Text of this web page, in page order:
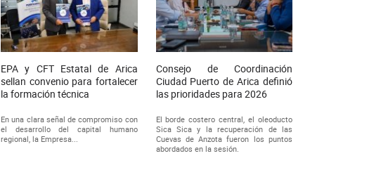
EPA y CFT Estatal de Arica
sellan convenio para fortalecer
la formación técnica
En una clara señal de compromiso con
el desarrollo del capital humano
regional, la Empresa...
Consejo de Coordinación
Ciudad Puerto de Arica definió
las prioridades para 2026
El borde costero central, el oleoducto
Sica Sica y la recuperación de las
Cuevas de Anzota fueron los puntos
abordados en la sesión.